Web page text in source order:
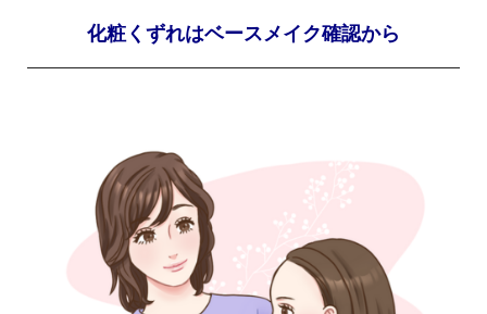
化粧くずれはベースメイク確認から